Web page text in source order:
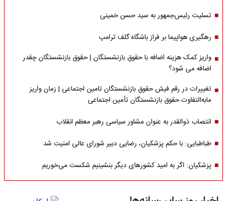
تسلیت رئیس‌جمهور به سید حسن خمینی
رهگیری هواپیما بر فراز باشگاه گلف ترامپ
واریز کمک هزینه اضافه با حقوق بازنشستگان | حقوق بازنشستگان چقدر
اضافه می شود؟
تغییرات در رقم فیش حقوق بازنشستگان تامین اجتماعی | زمان واریز
مابه‌التفاوت حقوق بازنشستگان تأمین اجتماعی
انتصاب ذوالقدر به عنوان مشاور سیاسی رهبر معظم انقلاب
طباطبایی: با حکم پزشکیان، رضایی دبیر شورای عالی امنیت شد
پزشکیان: اگر به امید کشورهای دیگر بنشینیم شکست می‌خوریم